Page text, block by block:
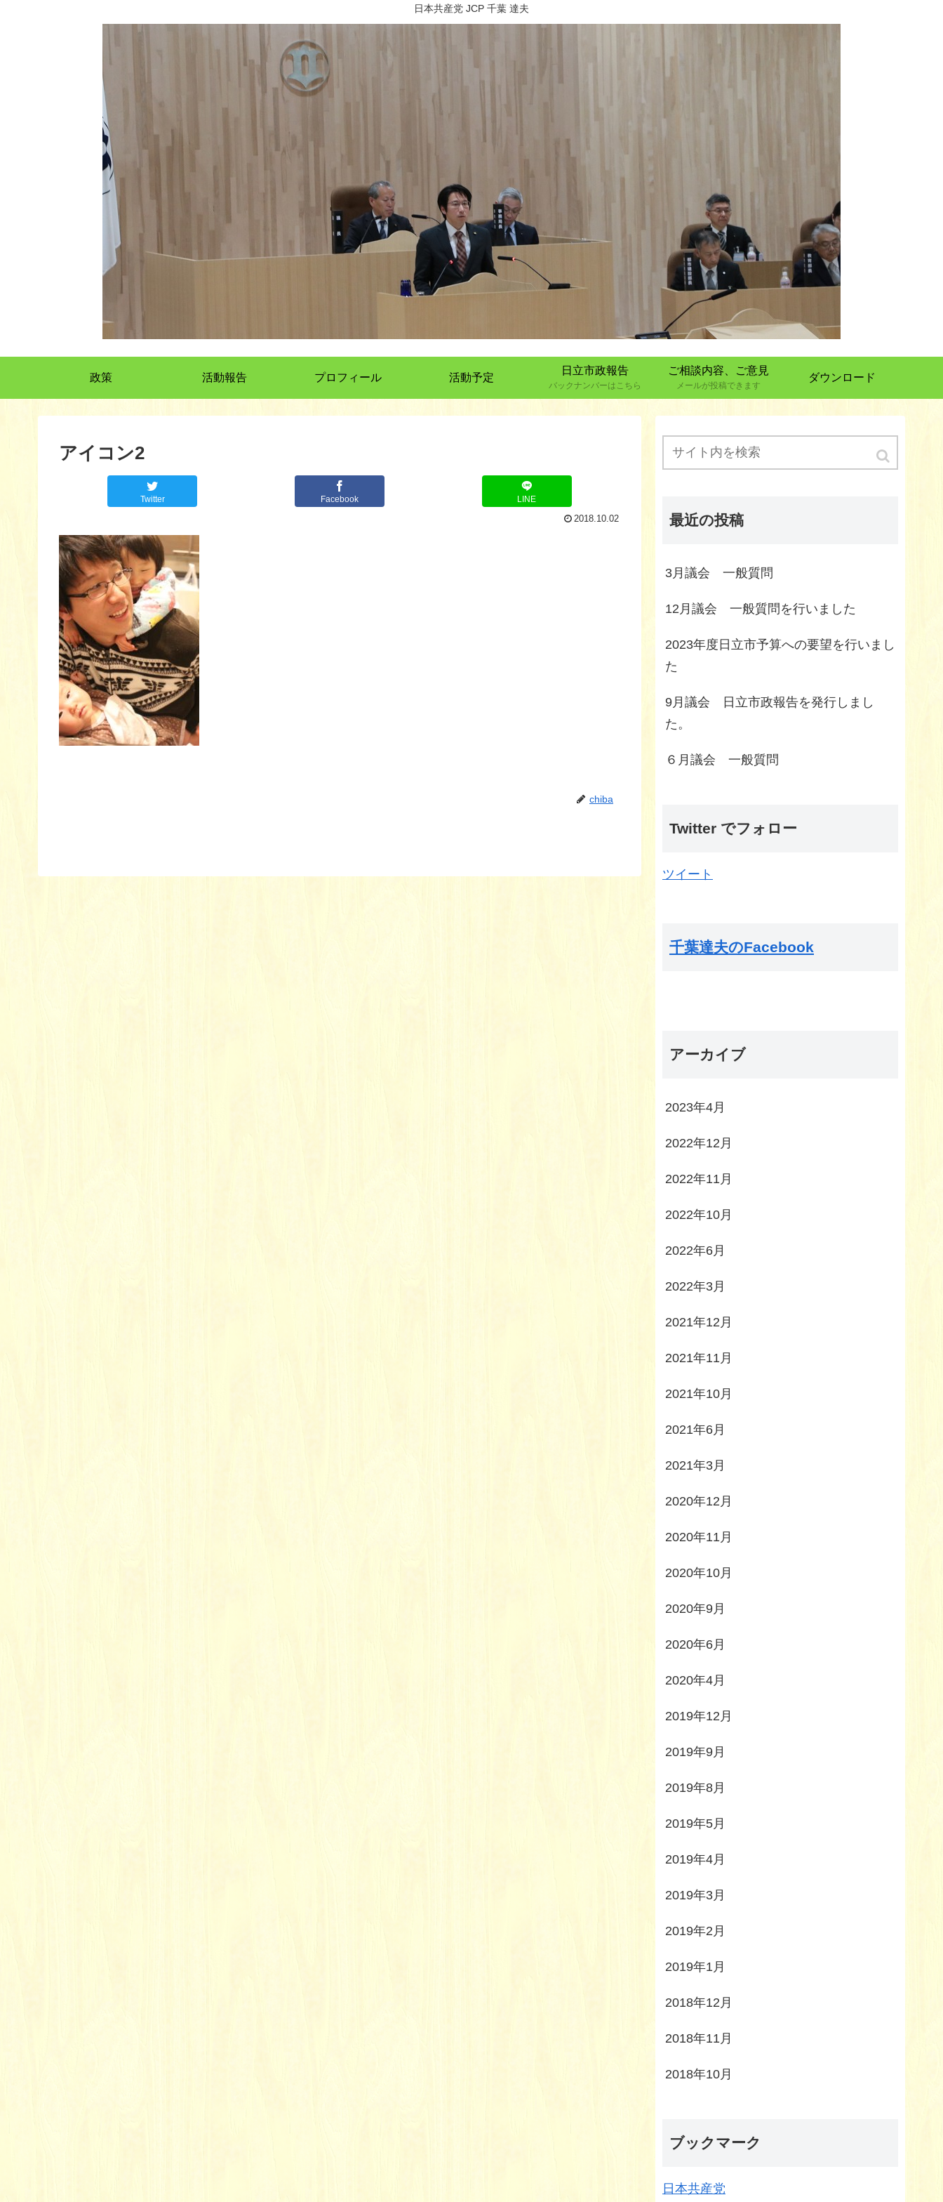
日本共産党 JCP 千葉 達夫
政策 活動報告 プロフィール 活動予定
日立市政報告
バックナンバーはこちら
ご相談内容、ご意見
メールが投稿できます
ダウンロード
アイコン2
Twitter Facebook LINE
2018.10.02
chiba
最近の投稿
3月議会 一般質問
12月議会 一般質問を行いました
2023年度日立市予算への要望を行いまし
た
9月議会 日立市政報告を発行しまし
た。
６月議会 一般質問
Twitter でフォロー
ツイート
千葉達夫のFacebook
アーカイブ
2023年4月
2022年12月
2022年11月
2022年10月
2022年6月
2022年3月
2021年12月
2021年11月
2021年10月
2021年6月
2021年3月
2020年12月
2020年11月
2020年10月
2020年9月
2020年6月
2020年4月
2019年12月
2019年9月
2019年8月
2019年5月
2019年4月
2019年3月
2019年2月
2019年1月
2018年12月
2018年11月
2018年10月
ブックマーク
日本共産党